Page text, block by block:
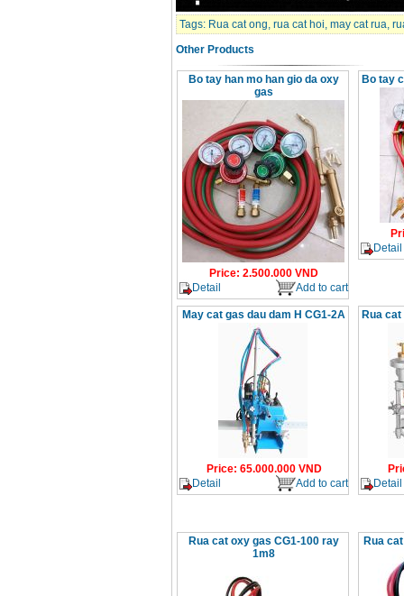
Tags: Rua cat ong, rua cat hoi, may cat rua,
Other Products
Bo tay han mo han gio da oxy
gas
Price: 2.500.000 VND
Detail
Add to cart
Bo tay
Detail
May cat gas dau dam H CG1-2A
Price: 65.000.000VND
Detail
Add to cart
Rua
Detail
Rua cat oxy gas CG1-100 ray
1m8
Rua